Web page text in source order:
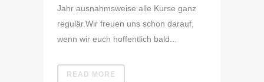
Jahr ausnahmsweise alle Kurse ganz
regulär.Wir freuen uns schon darauf,
wenn wir euch hoffentlich bald...
READ MORE